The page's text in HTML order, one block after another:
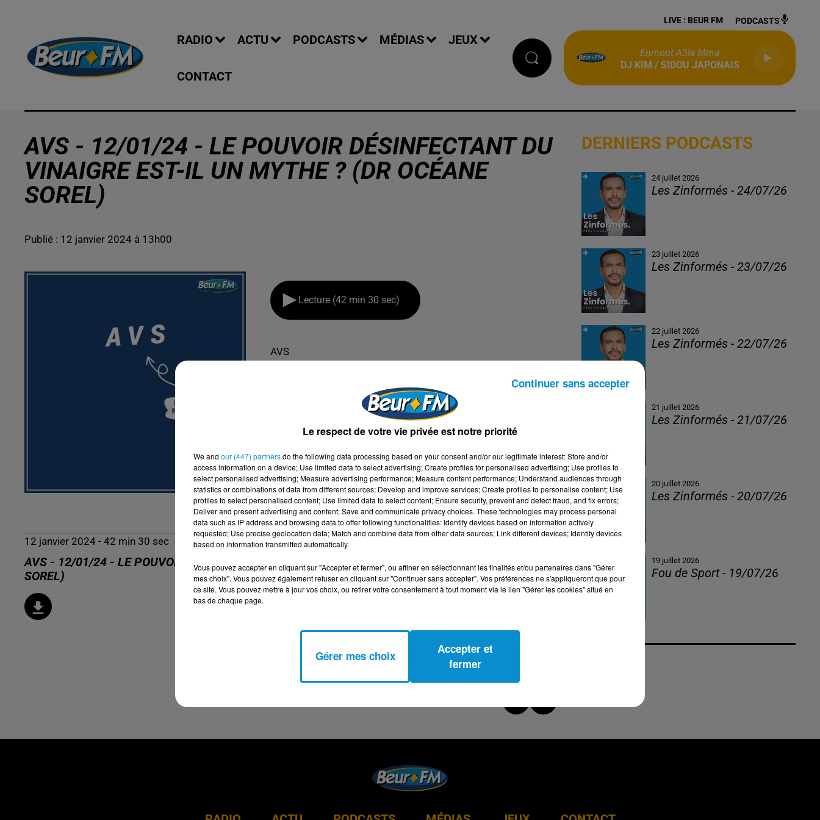
RADIO ACTU PODCASTS MÉDIAS JEUX
CONTACT
LIVE : BEUR FM PODCASTS
Enmout A3la Mma
DJ KIM / SIDOU JAPONAIS
AVS - 12/01/24 - LE POUVOIR DÉSINFECTANT DU
VINAIGRE EST-IL UN MYTHE ? (DR OCÉANE
SOREL)
Publié : 12 janvier 2024 à 13h00
Lecture (42 min 30 sec)
AVS
12 janvier 2024 - 42 min 30 sec
AVS - 12/01/24 - LE POUVOIR DÉSINFECTANT DU VINAIGRE EST-IL UN MYTHE ? (DR OCÉANE
SOREL)
DERNIERS PODCASTS
24 juillet 2026
Les Zinformés - 24/07/26
23 juillet 2026
Les Zinformés - 23/07/26
22 juillet 2026
Les Zinformés - 22/07/26
21 juillet 2026
Les Zinformés - 21/07/26
20 juillet 2026
Les Zinformés - 20/07/26
19 juillet 2026
Fou de Sport - 19/07/26
Le respect de votre vie privée est notre priorité
We and our (447) partnersdo the following data processing based on your consent and/or our legitimate interest: Store and/or
access information on a device; Use limited data to select advertising; Create profiles for personalised advertising; Use profiles to
select personalised advertising; Measure advertising performance; Measure content performance; Understand audiences through
statistics or combinations of data from different sources; Develop and improve services; Create profiles to personalise content; Use
profiles to select personalised content; Use limited data to select content; Ensure security, prevent and detect fraud, and fix errors;
Deliver and present advertising and content; Save and communicate privacy choices. These technologies may process personal
data such as IP address and browsing data to offer following functionalities: Identify devices based on information actively
requested; Use precise geolocation data; Match and combine data from other data sources; Link different devices; Identify devices
based on information transmitted automatically.
Vous pouvez accepter en cliquant sur "Accepter et fermer", ou affiner en sélectionnant les finalités et/ou partenaires dans "Gérer
mes choix". Vous pouvez également refuser en cliquant sur "Continuer sans accepter". Vos préférences ne s'appliqueront que pour
ce site. Vous pouvez mettre à jour vos choix, ou retirer votre consentement à tout moment via le lien "Gérer les cookies" situé en
bas de chaque page.
Gérer mes choix
Accepter et
fermer
Continuer sans accepter